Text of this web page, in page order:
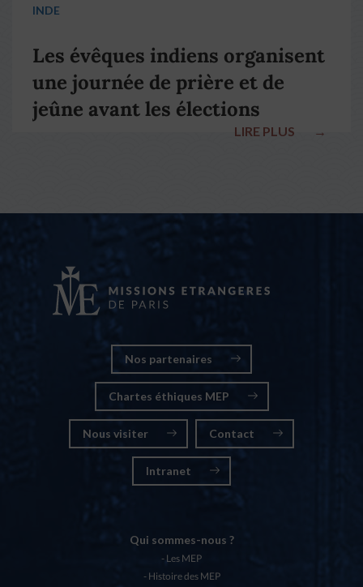
INDE
Les évêques indiens organisent
une journée de prière et de
jeûne avant les élections
LIRE PLUS →
Nos partenaires
Chartes éthiques MEP
Nous visiter Contact
Intranet
Qui sommes-nous ?
Les MEP
Histoire des MEP